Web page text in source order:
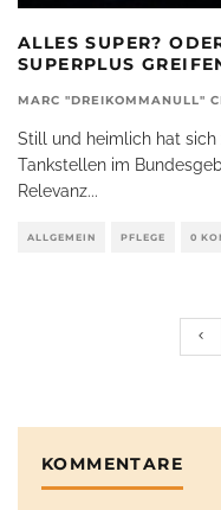
ALLES SUPER?
SUPERPLUS
MARC "DREIKOMMANULL"
Still und heimlich hat sich
Tankstellen im
Relevanz...
ALLGEMEIN PFLEGE 0
KOMMENTARE